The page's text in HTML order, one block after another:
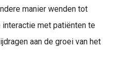
manier wenden tot
met patiënten te
aan de groei van het